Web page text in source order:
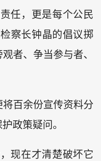
任，更是每个公民
察长钟晶的倡议掷
者、争当参与者、
百余份宣传资料分
政策疑问。
现在才清楚破坏它